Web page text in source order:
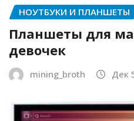
НОУТБУКИ И ПЛАНШЕТЫ
Планшеты для
девочек
mining_broth Дек